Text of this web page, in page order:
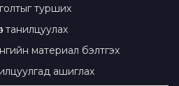
турших
танилцуулах
материал бэлтгэх
ашиглах